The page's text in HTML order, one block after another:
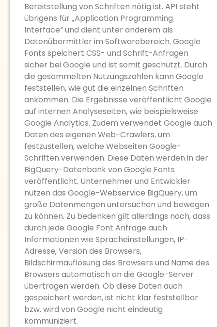
Bereitstellung von Schriften nötig ist. API steht
übrigens für „Application Programming
Interface“ und dient unter anderem als
Datenübermittler im Softwarebereich. Google
Fonts speichert CSS- und Schrift-Anfragen
sicher bei Google und ist somit geschützt. Durch
die gesammelten Nutzungszahlen kann Google
feststellen, wie gut die einzelnen Schriften
ankommen. Die Ergebnisse veröffentlicht Google
auf internen Analyseseiten, wie beispielsweise
Google Analytics. Zudem verwendet Google auch
Daten des eigenen Web-Crawlers, um
festzustellen, welche Webseiten Google-
Schriften verwenden. Diese Daten werden in der
BigQuery-Datenbank von Google Fonts
veröffentlicht. Unternehmer und Entwickler
nützen das Google-Webservice BigQuery, um
große Datenmengen untersuchen und bewegen
zu können. Zu bedenken gilt allerdings noch, dass
durch jede Google Font Anfrage auch
Informationen wie Spracheinstellungen, IP-
Adresse, Version des Browsers,
Bildschirmauflösung des Browsers und Name des
Browsers automatisch an die Google-Server
übertragen werden. Ob diese Daten auch
gespeichert werden, ist nicht klar feststellbar
bzw. wird von Google nicht eindeutig
kommuniziert.